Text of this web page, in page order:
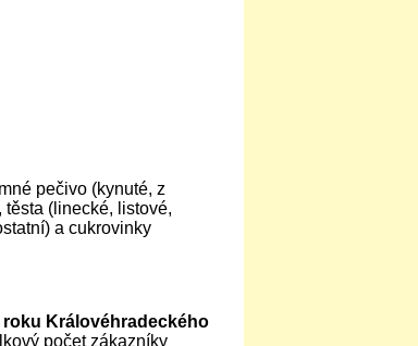
pečivo (kynuté, z
těsta (linecké, listové,
a cukrovinky
Královéhradeckého
počet zákazníky